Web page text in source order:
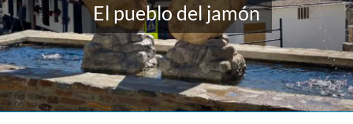
El pueblo del jamón